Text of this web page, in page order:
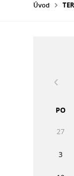
Úvod
PO
27
3